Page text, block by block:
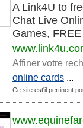
A Link4U to
Chat Live
Games,
Affiner votre
online cards ...
Ce site est'il pertinent